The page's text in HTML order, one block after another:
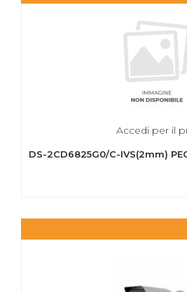
Accedi per il
DS-2CD6825G0/C-IVS(2mm)